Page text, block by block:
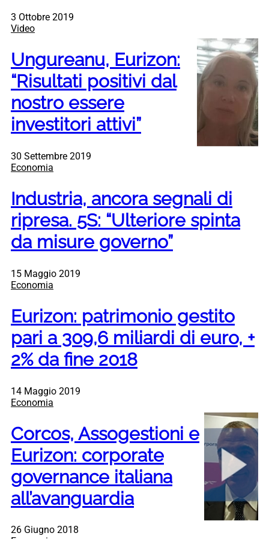
3 Ottobre 2019
Video
Ungureanu, Eurizon:
“Risultati positivi dal
nostro essere
investitori attivi”
30 Settembre 2019
Economia
Industria, ancora segnali di
ripresa. 5S: “Ulteriore spinta
da misure governo”
15 Maggio 2019
Economia
Eurizon: patrimonio gestito
pari a 309,6 miliardi di euro, +
2% da fine 2018
14 Maggio 2019
Economia
Corcos, Assogestioni e
Eurizon: corporate
governance italiana
all’avanguardia
26 Giugno 2018